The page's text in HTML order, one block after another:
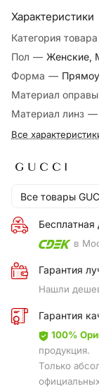
Характеристики
Категория товара
Пол — Женские,
Форма —
Материал оправы
Материал линз —
Все
Все товары
Бесплатная
в
Гарантия
Нашли
Гарантия
100%
продукция.
Только